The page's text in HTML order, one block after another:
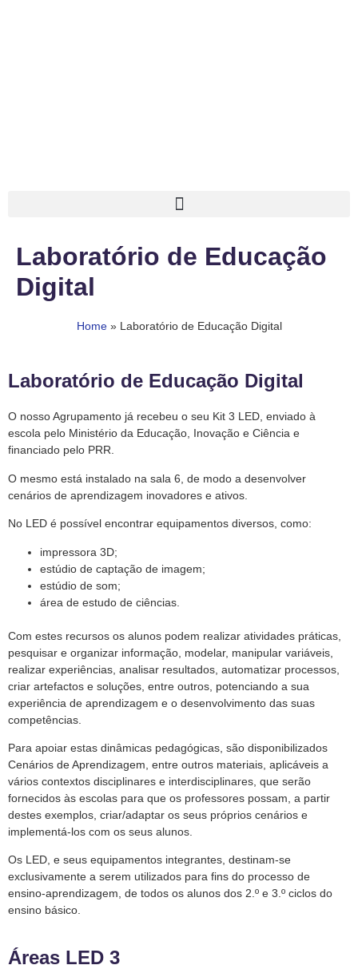
Laboratório de Educação
Digital
Home» Laboratório de Educação Digital
Laboratório de Educação Digital
O nosso Agrupamento já recebeu o seu Kit 3 LED, enviado à
escola pelo Ministério da Educação, Inovação e Ciência e
financiado pelo PRR.
O mesmo está instalado na sala 6, de modo a desenvolver
cenários de aprendizagem inovadores e ativos.
No LED é possível encontrar equipamentos diversos, como:
impressora 3D;
estúdio de captação de imagem;
estúdio de som;
área de estudo de ciências.
Com estes recursos os alunos podem realizar atividades práticas,
pesquisar e organizar informação, modelar, manipular variáveis,
realizar experiências, analisar resultados, automatizar processos,
criar artefactos e soluções, entre outros, potenciando a sua
experiência de aprendizagem e o desenvolvimento das suas
competências.
Para apoiar estas dinâmicas pedagógicas, são disponibilizados
Cenários de Aprendizagem, entre outros materiais, aplicáveis a
vários contextos disciplinares e interdisciplinares, que serão
fornecidos às escolas para que os professores possam, a partir
destes exemplos, criar/adaptar os seus próprios cenários e
implementá-los com os seus alunos.
Os LED, e seus equipamentos integrantes, destinam-se
exclusivamente a serem utilizados para fins do processo de
ensino-aprendizagem, de todos os alunos dos 2.º e 3.º ciclos do
ensino básico.
Áreas LED 3